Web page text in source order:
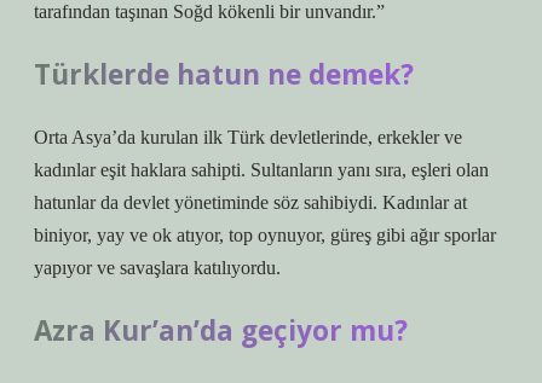
tarafından taşınan Soğd kökenli bir unvandır.”
Türklerde hatun ne demek?
Orta Asya’da kurulan ilk Türk devletlerinde, erkekler ve
kadınlar eşit haklara sahipti. Sultanların yanı sıra, eşleri olan
hatunlar da devlet yönetiminde söz sahibiydi. Kadınlar at
biniyor, yay ve ok atıyor, top oynuyor, güreş gibi ağır sporlar
yapıyor ve savaşlara katılıyordu.
Azra Kur’an’da geçiyor mu?